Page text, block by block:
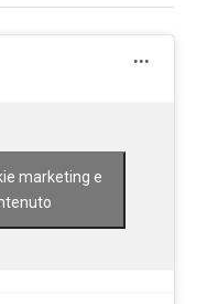
marketing e